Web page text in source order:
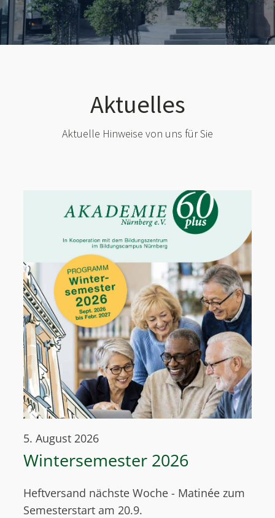
Aktuelles
Aktuelle Hinweise von uns für Sie
5. August 2026
Wintersemester 2026
Heftversand nächste Woche - Matinée zum
Semesterstart am 20.9.